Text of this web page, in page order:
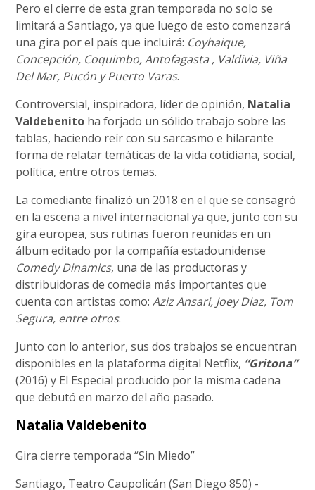
Pero el cierre de esta gran temporada no solo se
limitará a Santiago, ya que luego de esto comenzará
una gira por el país que incluirá: Coyhaique,
Concepción, Coquimbo, Antofagasta , Valdivia, Viña
Del Mar, Pucón y Puerto Varas.
Controversial, inspiradora, líder de opinión, Natalia
Valdebenito ha forjado un sólido trabajo sobre las
tablas, haciendo reír con su sarcasmo e hilarante
forma de relatar temáticas de la vida cotidiana, social,
política, entre otros temas.
La comediante finalizó un 2018 en el que se consagró
en la escena a nivel internacional ya que, junto con su
gira europea, sus rutinas fueron reunidas en un
álbum editado por la compañía estadounidense
Comedy Dinamics, una de las productoras y
distribuidoras de comedia más importantes que
cuenta con artistas como:Aziz Ansari, Joey Diaz, Tom
Segura, entre otros.
Junto con lo anterior, sus dos trabajos se encuentran
disponibles en la plataforma digital Netflix, “Gritona”
(2016) y El Especial producido por la misma cadena
que debutó en marzo del año pasado.
Natalia Valdebenito
Gira cierre temporada “Sin Miedo”
Santiago, Teatro Caupolicán (San Diego 850) -